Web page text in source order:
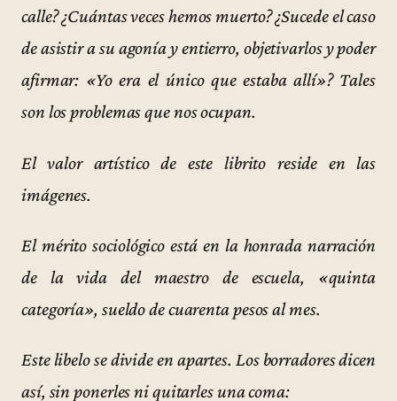
calle? ¿Cuántas veces hemos muerto? ¿Sucede el caso
de asistir a su agonía y entierro, objetivarlos y poder
afirmar: «Yo era el único que estaba allí»? Tales
son los problemas que nos ocupan.
El valor artístico de este librito reside en las
imágenes.
El mérito sociológico está en la honrada narración
de la vida del maestro de escuela, «quinta
categoría», sueldo de cuarenta pesos al mes.
Este libelo se divide en apartes. Los borradores dicen
así, sin ponerles ni quitarles una coma: